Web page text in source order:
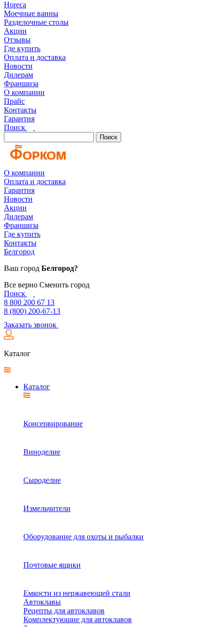
Horeca
Моечные ванны
Разделочные столы
Акции
Отзывы
Где купить
Оплата и доставка
Новости
Дилерам
Франшиза
О компании
Прайс
Контакты
Гарантия
Поиск
Поиск
О компании
Оплата и доставка
Гарантия
Новости
Акции
Дилерам
Франшиза
Где купить
Контакты
Белгород
Ваш город Белгород?
Все верно Сменить город
Поиск
8 800 200 67 13
8 (800) 200-67-13
Заказать звонок
Каталог
Каталог
Консервирование
Виноделие
Сыроделие
Измельчители
Оборудование для охоты и рыбалки
Почтовые ящики
Емкости из нержавеющей стали
Автоклавы
Рецепты для автоклавов
Комплектующие для автоклавов